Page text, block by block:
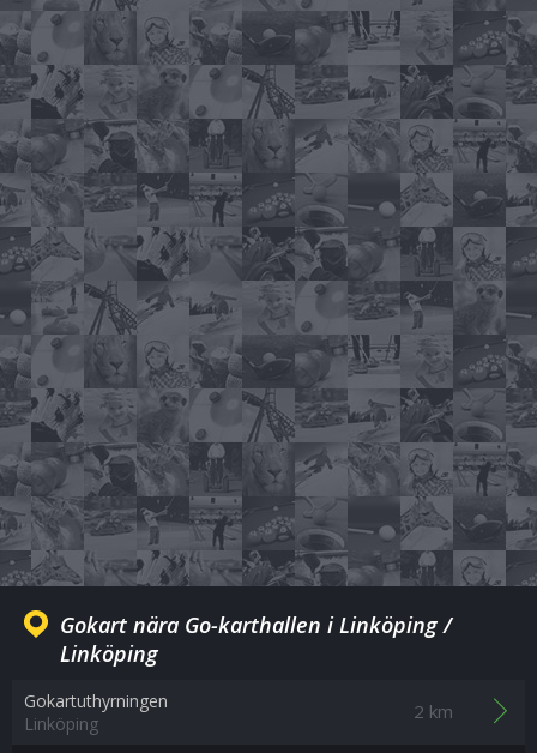
Gokart nära Go-karthallen i Linköping /
Linköping
Gokartuthyrningen
Linköping
2 km